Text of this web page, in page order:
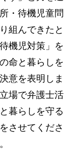
・待機児童問
組んできたと
機児対策」を
命と暮らしを
意を表明しま
場で弁護士活
暮らしを守る
させてくださ